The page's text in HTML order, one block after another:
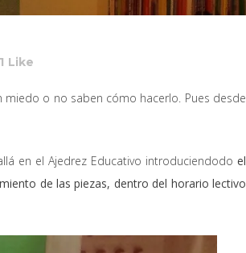
1 Like
o no saben cómo hacerlo. Pues desde
en el Ajedrez Educativo introduciendodo el
de las piezas, dentro del horario lectivo